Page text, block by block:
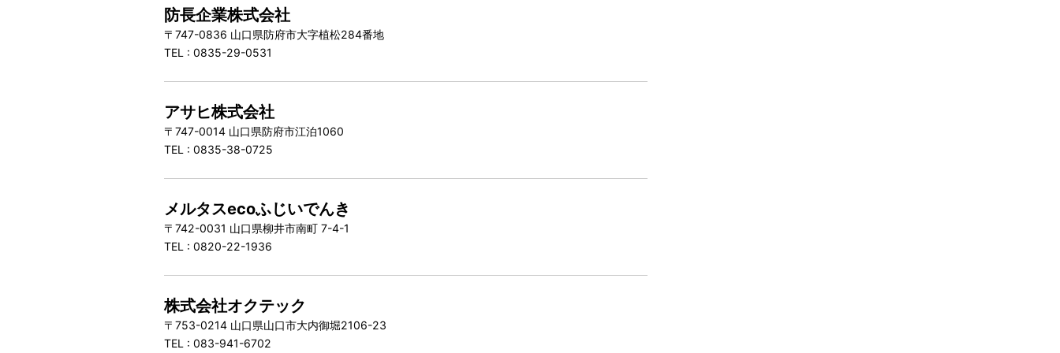
防長企業株式会社
〒747-0836 山口県防府市大字植松284番地
TEL : 0835-29-0531
アサヒ株式会社
〒747-0014 山口県防府市江泊1060
TEL : 0835-38-0725
メルタスecoふじいでんき
〒742-0031 山口県柳井市南町 7-4-1
TEL : 0820-22-1936
株式会社オクテック
〒753-0214 山口県山口市大内御堀2106-23
TEL : 083-941-6702